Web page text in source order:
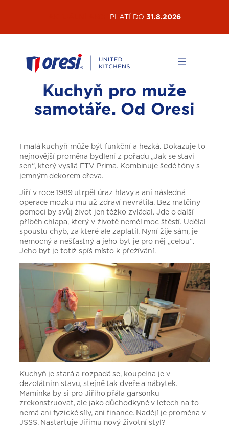
PLATÍ DO31.8.2026
Kuchyň pro muže
samotáře. Od Oresi
I malá kuchyň může být funkční a hezká. Dokazuje to
nejnovější proměna bydlení z pořadu „Jak se staví
sen“, který vysílá FTV Prima. Kombinuje šedé tóny s
jemným dekorem dřeva.
Jiří v roce 1989 utrpěl úraz hlavy a ani následná
operace mozku mu už zdraví nevrátila. Bez matčiny
pomoci by svůj život jen těžko zvládal. Jde o další
příběh chlapa, který v životě neměl moc štěstí. Udělal
spoustu chyb, za které ale zaplatil. Nyní žije sám, je
nemocný a nešťastný a jeho byt je pro něj „celou“.
Jeho byt je totiž spíš místo k přežívání.
Kuchyň je stará a rozpadá se, koupelna je v
dezolátním stavu, stejně tak dveře a nábytek.
Maminka by si pro Jiřího přála garsonku
zrekonstruovat, ale jako důchodkyně v letech na to
nemá ani fyzické síly, ani finance. Nadějí je proměna v
JSSS. Nastartuje Jiřímu nový životní styl?